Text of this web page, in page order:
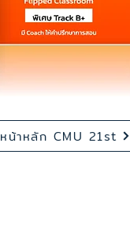
หน้าหลัก CMU 21st